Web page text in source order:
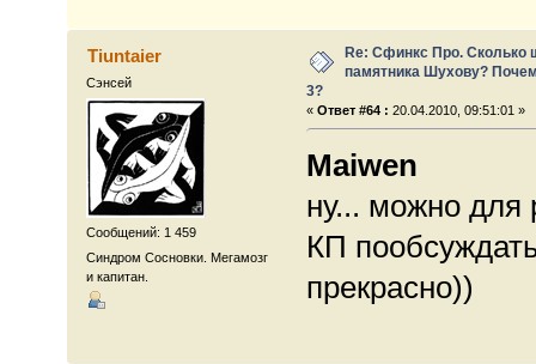
Tiuntaier
Сэнсей
Сообщений: 1 459
Синдром Сосновки. Мегамозг
и капитан.
Re: Сфинкс Про. Сколько
памятника Шухову?
3?
« Ответ #64 : 20.04.2010, 09:51:01 »
Maiwen
ну... можно для
КП
прекрасно))